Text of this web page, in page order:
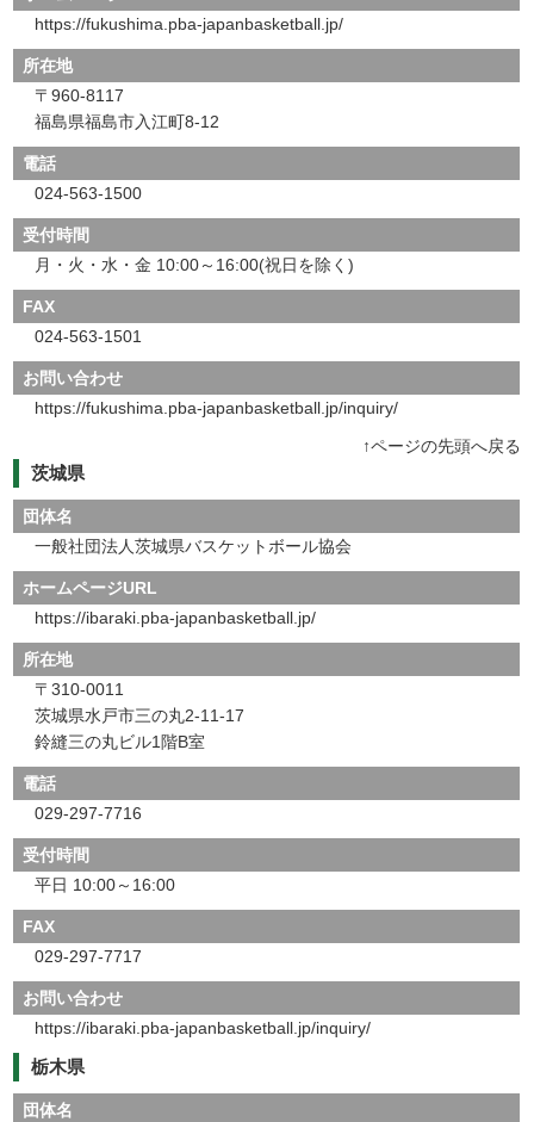
https://fukushima.pba-japanbasketball.jp/
所在地
〒960-8117
福島県福島市入江町8-12
電話
024-563-1500
受付時間
月・火・水・金 10:00～16:00(祝日を除く)
FAX
024-563-1501
お問い合わせ
https://fukushima.pba-japanbasketball.jp/inquiry/
↑ページの先頭へ戻る
茨城県
団体名
一般社団法人茨城県バスケットボール協会
ホームページURL
https://ibaraki.pba-japanbasketball.jp/
所在地
〒310-0011
茨城県水戸市三の丸2-11-17
鈴縫三の丸ビル1階B室
電話
029-297-7716
受付時間
平日 10:00～16:00
FAX
029-297-7717
お問い合わせ
https://ibaraki.pba-japanbasketball.jp/inquiry/
栃木県
団体名